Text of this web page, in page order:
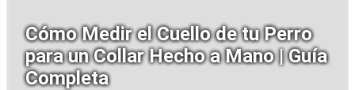
Cómo Medir el Cuello de tu Perro
para un Collar Hecho a Mano | Guía
Completa